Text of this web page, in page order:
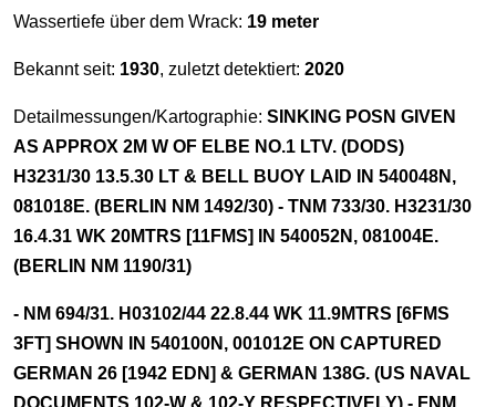
Wassertiefe über dem Wrack: 19 meter
Bekannt seit: 1930, zuletzt detektiert: 2020
Detailmessungen/Kartographie: SINKING POSN GIVEN
AS APPROX 2M W OF ELBE NO.1 LTV. (DODS)
H3231/30 13.5.30 LT & BELL BUOY LAID IN 540048N,
081018E. (BERLIN NM 1492/30) - TNM 733/30. H3231/30
16.4.31 WK 20MTRS [11FMS] IN 540052N, 081004E.
(BERLIN NM 1190/31)
- NM 694/31. H03102/44 22.8.44 WK 11.9MTRS [6FMS
3FT] SHOWN IN 540100N, 001012E ON CAPTURED
GERMAN 26 [1942 EDN] & GERMAN 138G. (US NAVAL
DOCUMENTS 102-W & 102-Y RESPECTIVELY) - FNM